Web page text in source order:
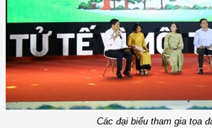
Các đại biểu tham gia tọa